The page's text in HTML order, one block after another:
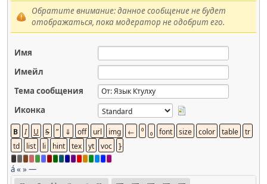
Обратите внимание: данное сообщение не будет
отображаться, пока модератор не одобрит его.
Имя
Имейл
Тема сообщения
Иконка
á« »—